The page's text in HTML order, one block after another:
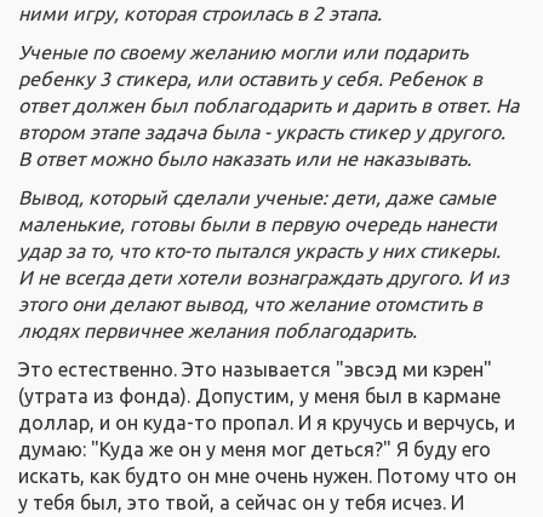
ними игру, которая строилась в 2 этапа.
Ученые по своему желанию могли или подарить
ребенку3 стикера, или оставить у себя. Ребенок в
ответ должен был поблагодарить и дарить в ответ. На
втором этапе задача была - украсть стикер у другого.
Вответ можно было наказать или не наказывать.
Вывод, который сделали ученые:дети, даже самые
маленькие, готовы были в первую очередь нанести
удар за то, что кто-то пытался украсть у них стикеры.
И не всегда дети хотели вознаграждать другого. И из
этого они делают вывод, что желание отомстить в
людях первичнее желания поблагодарить.
Это естественно. Это называется "эвсэд ми кэрен"
(утрата из фонда). Допустим, у меня был в кармане
доллар, и он куда-то пропал. И я кручусь и верчусь, и
думаю: "Куда же он у меня мог деться?" Я буду его
искать, как будто он мне очень нужен. Потому что он
у тебя был, это твой, а сейчас он у тебя исчез. И